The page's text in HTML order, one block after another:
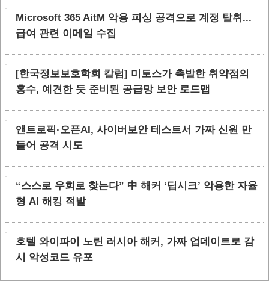
Microsoft 365 AitM 악용 피싱 공격으로 계정 탈취...
급여 관련 이메일 수집
[한국정보보호학회 칼럼] 미토스가 촉발한 취약점의
홍수, 예견한 듯 준비된 공급망 보안 로드맵
앤트로픽·오픈AI, 사이버보안 테스트서 가짜 신원 만
들어 공격 시도
“스스로 우회로 찾는다” 中 해커 ‘딥시크’ 악용한 자율
형 AI 해킹 적발
호텔 와이파이 노린 러시아 해커, 가짜 업데이트로 감
시 악성코드 유포